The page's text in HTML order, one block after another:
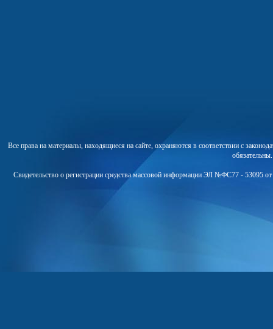
Все права на материалы, находящиеся на сайте, охраняются в соответствии с
Свидетельство о регистрации средства массовой информации ЭЛ №ФС77 - 53095